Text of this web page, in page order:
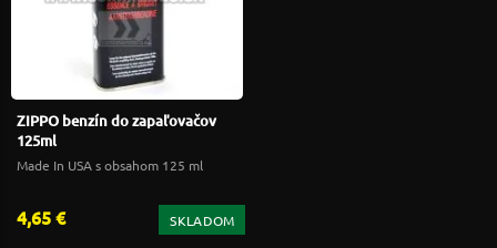
ZIPPO benzín do zapaľovačov
125ml
Made In USA s obsahom 125 ml
4,65 € SKLADOM